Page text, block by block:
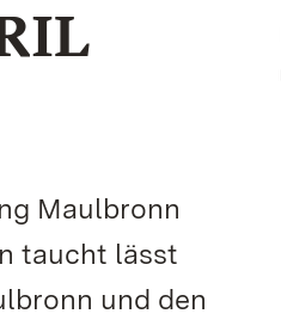
Maulbronn
taucht lässt
und den